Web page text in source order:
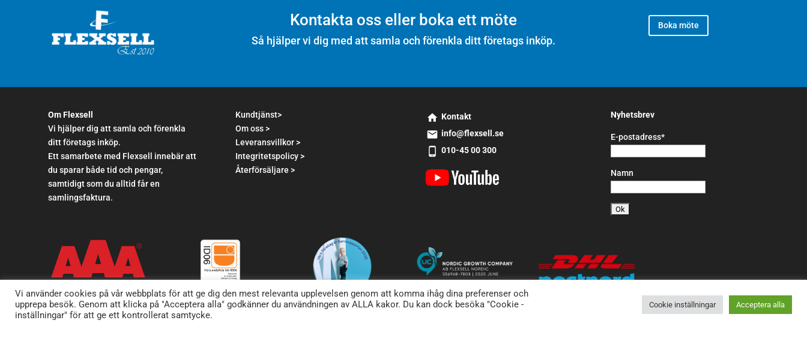
Kontakta oss eller boka ett möte
Så hjälper vi dig med att samla och förenkla ditt företags inköp.
Boka möte
Om Flexsell
Vi hjälper dig att samla och förenkla
ditt företags inköp.
Ett samarbete med Flexsell innebär att
du sparar både tid och pengar,
samtidigt som du alltid får en
samlingsfaktura.
Kundtjänst>
Om oss >
Leveransvillkor >
Integritetspolicy >
Återförsäljare >
s
m
t2
h
o
Kontakt
s
m
t1
e
o
n
info@flexsell.se
m
t2
e
a
n
oi
d
010-45 00 300
Nyhetsbrev
E-postadress*
Namn
Vi använder cookies på vår webbplats för att ge dig den mest relevanta upplevelsen genom att komma ihåg dina preferenser och
upprepa besök. Genom att klicka på "Acceptera alla" godkänner du användningen av ALLA kakor. Du kan dock besöka "Cookie -
inställningar" för att ge ett kontrollerat samtycke.
Cookie inställningar Acceptera alla